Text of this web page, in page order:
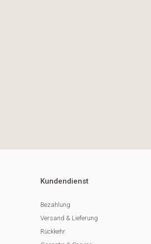
Kundendienst
Bezahlung
Versand & Lieferung
Rückkehr